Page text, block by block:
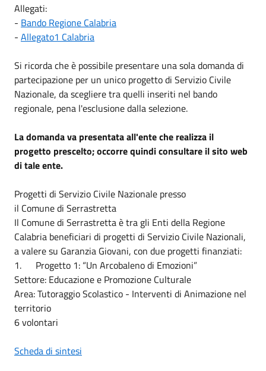
Allegati:
- Bando Regione Calabria
- Allegato1 Calabria
Si ricorda che è possibile presentare una sola domanda di
partecipazione per un unico progetto di Servizio Civile
Nazionale, da scegliere tra quelli inseriti nel bando
regionale, pena l'esclusione dalla selezione.
La domanda va presentata all'ente che realizza il
progetto prescelto; occorre quindi consultare il sito web
di tale ente.
Progetti di Servizio Civile Nazionale presso
il Comune di Serrastretta
Il Comune di Serrastretta è tra gli Enti della Regione
Calabria beneficiari di progetti di Servizio Civile Nazionali,
a valere su Garanzia Giovani, con due progetti finanziati:
1. Progetto 1: “Un Arcobaleno di Emozioni”
Settore: Educazione e Promozione Culturale
Area: Tutoraggio Scolastico - Interventi di Animazione nel
territorio
6 volontari
Scheda di sintesi